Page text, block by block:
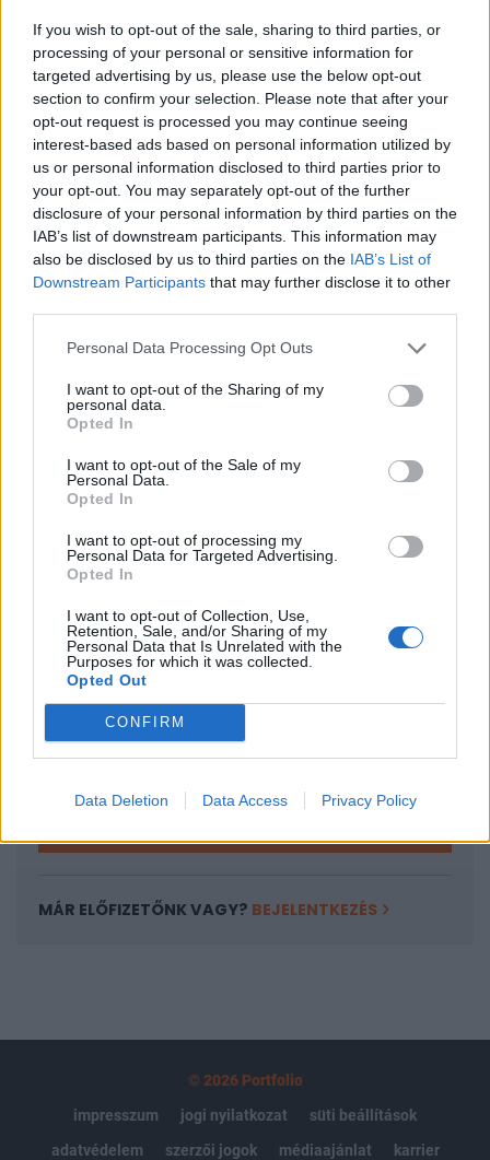
If you wish to opt-out of the sale, sharing to third parties, or
processing of your personal or sensitive information for
targeted advertising by us, please use the below opt-out
section to confirm your selection. Please note that after your
opt-out request is processed you may continue seeing
interest-based ads based on personal information utilized by
us or personal information disclosed to third parties prior to
your opt-out. You may separately opt-out of the further
disclosure of your personal information by third parties on the
IAB’s list of downstream participants. This information may
also be disclosed by us to third parties on the IAB’s List of
Downstream Participants that may further disclose it to other
Personal Data Processing Opt Outs
I want to opt-out of the Sharing of my
personal data.
Opted In
I want to opt-out of the Sale of my
Personal Data.
Opted In
I want to opt-out of processing my
Personal Data for Targeted Advertising.
Opted In
I want to opt-out of Collection, Use,
Retention, Sale, and/or Sharing of my
Personal Data that Is Unrelated with the
Purposes for which it was collected.
Opted Out
CONFIRM
Data Deletion Data Access Privacy Policy
Mérsékelt gyengüléssel reagált a romló külpiaci
hangulatra, a Bajnai-csomag bejelentése után, a
mai magyar jegybanki kamatdöntés előtt a forint.
A bő fél százalékos gyengülés kisebb mint a cseh
korona 1%-os, illetve a lengyel zloty 2%-os
értékvesztése, de fontos hozzátenni, hogy a két
régiós fizetőeszköz múlt csütörtökön és pénteken
csaknem stabil volt, míg a forint lendületesen
gyengült.
299-ig gyengült a forint az euróval szemben, miközben a
lengyel zloty euróval szembeni kurzusa 4.30-ról 4.38-ig, a
cseh koronáé 26.8-ról 27.05-ig változott. A forint 300 közeli
euróval szembeni kurzusa bő egyhetes mélypontot jelent a
mai jegybanki kamatdöntés előtt, amely 14:00-kor válik
ismertté, majd a döntés háttere...
KEDVES OLVASÓNK!
tartozik, melynek olvasása előfizetéses
regisztrációhoz kötött.
Az előfizetés a következőket tartalmazza:
Portfolio.hu teljes cikkarchívum
Kötéslisták: BÉT elmúlt 2 év napon belüli
MÁR ELŐFIZETŐNK VAGY? BEJELENTKEZÉS
© 2026 Portfolio
impresszum
jogi nyilatkozat
süti beállítások
adatvédelem
szerzői jogok médiaajánlat karrier